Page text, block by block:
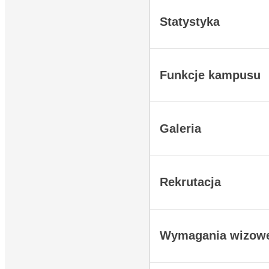
Statystyka
Funkcje kampusu
Galeria
Rekrutacja
Wymagania